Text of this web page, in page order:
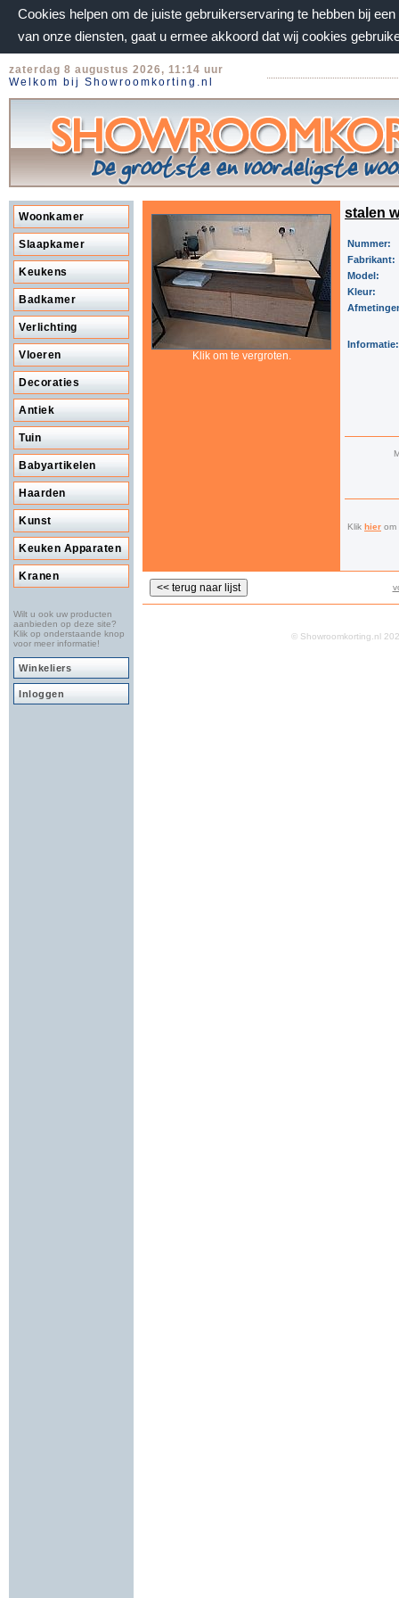
Cookies helpen om de juiste gebruikerservaring te hebben bij
van onze diensten, gaat u ermee akkoord dat wij cookies
zaterdag 8 augustus 2026, 11:14 uur
Welkom bij Showroomkorting.nl
Woonkamer
Slaapkamer
Keukens
Badkamer
Verlichting
Vloeren
Decoraties
Antiek
Tuin
Babyartikelen
Haarden
Kunst
Keuken Apparaten
Kranen
Wilt u ook uw producten
aanbieden op deze site?
Klik op onderstaande knop
voor meer informatie!
Winkeliers
Inloggen
Klik om te vergroten.
stalen
Nummer:
Fabrikant:
Model:
Kleur:
Informatie:
Klik hier om
© Showroomkorting.nl